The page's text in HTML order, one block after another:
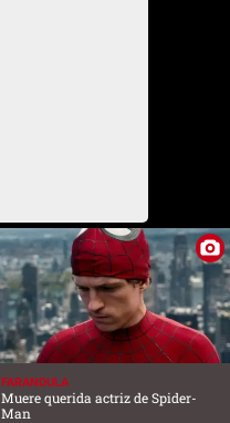
FARANDULA
Muere querida actriz de Spider-
Man